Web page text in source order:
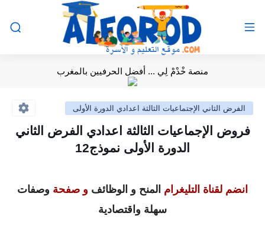
منصة خْدْمْ لِي ... أفضل الحرفيين بالمغرب
الفرض الثاني الإجتماعيات الثالثة اعدادي الدورة الأولى
فروض الإجماعيات الثالثة اعدادي الفرض الثاني
الدورة الأولى نموذج12
انضم لقناة التليغرام المنح و الوظائف و صفحة وصفات
سهلة واقتصادية